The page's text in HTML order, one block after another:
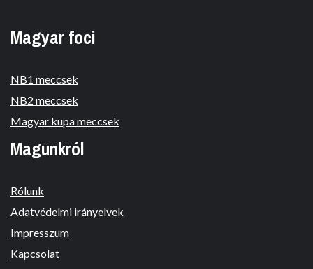
Magyar foci
NB1 meccsek
NB2 meccsek
Magyar kupa meccsek
Magunkról
Rólunk
Adatvédelmi irányelvek
Impresszum
Kapcsolat